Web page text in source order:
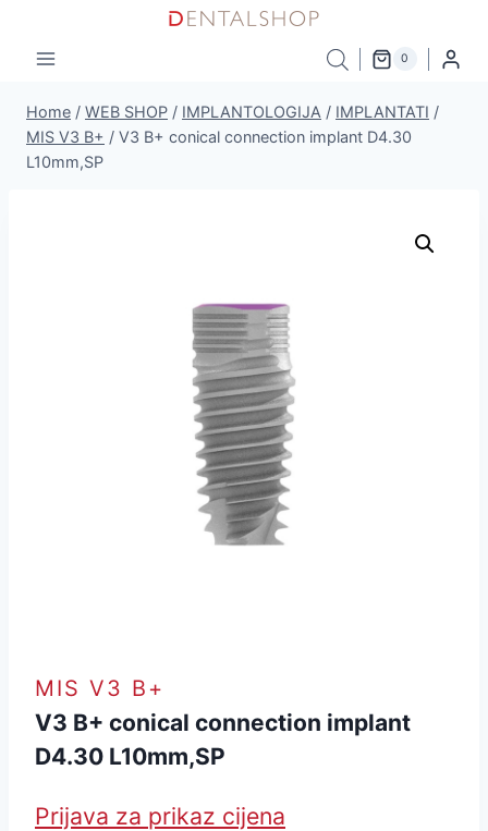
content
0
Home / WEB SHOP / IMPLANTOLOGIJA / IMPLANTATI /
MIS V3 B+ / V3 B+ conical connection implant D4.30
L10mm,SP
MIS V3 B+
V3 B+ conical connection implant
D4.30 L10mm,SP
Prijava za prikaz cijena